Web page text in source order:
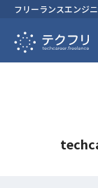
フリーランスエンジ